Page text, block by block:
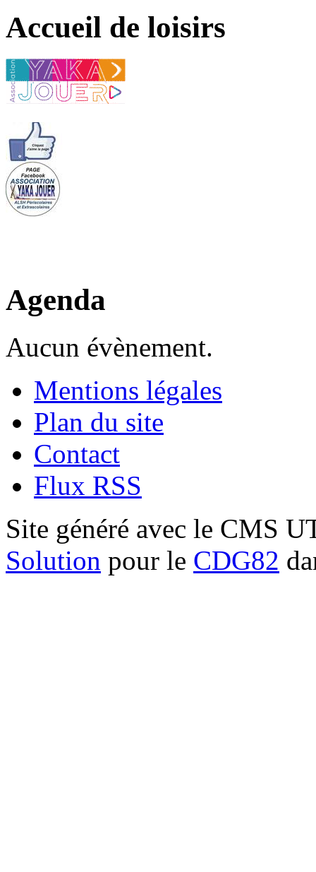
Accueil de loisirs
Agenda
Aucun évènement.
Mentions légales
Plan du site
Contact
Flux RSS
Site généré avec le CMS
Solution pour le CDG82